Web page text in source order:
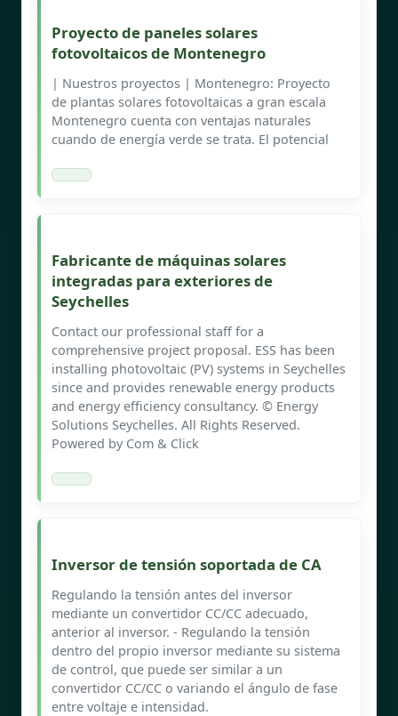
Proyecto de paneles solares
fotovoltaicos de Montenegro
| Nuestros proyectos | Montenegro: Proyecto
de plantas solares fotovoltaicas a gran escala
Montenegro cuenta con ventajas naturales
cuando de energía verde se trata. El potencial
Fabricante de máquinas solares
integradas para exteriores de
Seychelles
Contact our professional staff for a
comprehensive project proposal. ESS has been
installing photovoltaic (PV) systems in Seychelles
since and provides renewable energy products
and energy efficiency consultancy. © Energy
Solutions Seychelles. All Rights Reserved.
Powered by Com & Click
Inversor de tensión soportada de CA
Regulando la tensión antes del inversor
mediante un convertidor CC/CC adecuado,
anterior al inversor. - Regulando la tensión
dentro del propio inversor mediante su sistema
de control, que puede ser similar a un
convertidor CC/CC o variando el ángulo de fase
entre voltaje e intensidad.